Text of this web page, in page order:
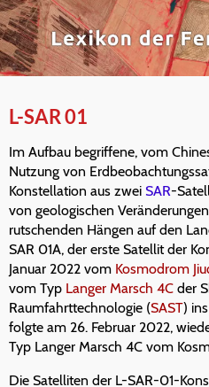
L-SAR 01
Im Aufbau begriffene, vom
Nutzung von
Konstellation aus zwei SAR-
von geologischen
rutschenden Hängen auf den
SAR 01A, der erste Satellit der
Januar 2022 vom Kosmodrom
vom Typ Langer Marsch 4C der
Raumfahrttechnologie (SAST)
folgte am 26. Februar 2022,
Typ Langer Marsch 4C vom
Die Satelliten der L-SAR-01-